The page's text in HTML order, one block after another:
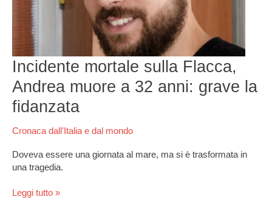
Incidente mortale sulla Flacca,
Andrea muore a 32 anni: grave la
fidanzata
Cronaca dall'Italia e dal mondo
Doveva essere una giornata al mare, ma si è trasformata in
una tragedia.
fidanzata
Leggi tutto »